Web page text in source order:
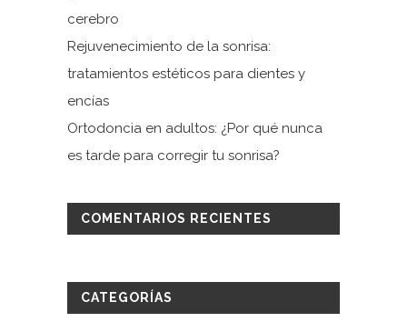
cerebro
Rejuvenecimiento de la sonrisa:
tratamientos estéticos para dientes y
encías
Ortodoncia en adultos: ¿Por qué nunca
es tarde para corregir tu sonrisa?
COMENTARIOS RECIENTES
CATEGORÍAS